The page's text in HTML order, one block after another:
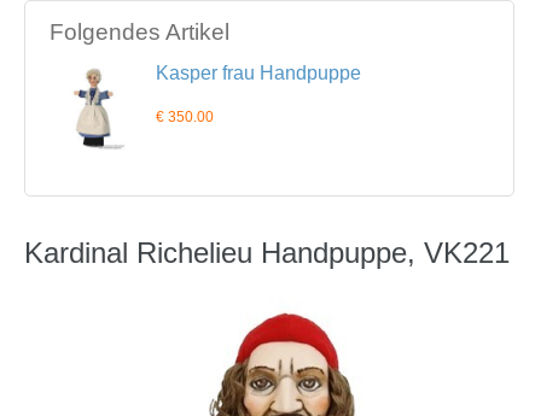
Folgendes Artikel
Kasper frau Handpuppe
€ 350.00
Kardinal Richelieu Handpuppe, VK221